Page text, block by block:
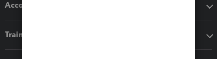
Accounting solutions
Training & support